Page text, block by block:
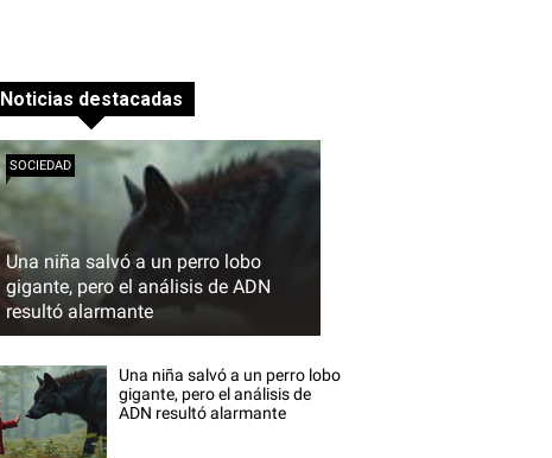
Noticias destacadas
Una niña salvó a un perro lobo
gigante, pero el análisis de ADN
resultó alarmante
SOCIEDAD
Una niña salvó a un perro lobo
gigante, pero el análisis de
ADN resultó alarmante